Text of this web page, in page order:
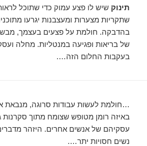
תינוק שיש לו פצע עמוק כדי שתוכל
שתקריות מצערות ומעצבנות יגרעו
בהדבקה. חולמת על פצעים בעצמך,
של בריאות ופגיעה במנטליות. מחלה
בעקבות החלום הזה….
…חולמת לעשות עבודות סרוגה,
באיזה רומן מטופש שצומח מתוך סקרנות
עסקיהם של אנשים אחרים. היזהר מדברים
נשים חסויות יתר….